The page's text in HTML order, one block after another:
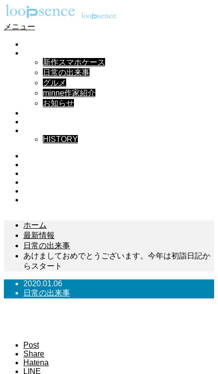
メニュー
新作スマホケース
日常の出来事
グルメ
minne作家紹介
お知らせ
HISTORY
ホーム
最新情報
日常の出来事
あけましておめでとうございます。今年は初詣日記か
らスタート
2020.01.06
日常の出来事
Post
Share
Hatena
LINE